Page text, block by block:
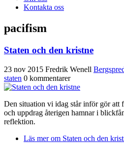
Kontakta oss
pacifism
Staten och den kristne
23 nov 2015 Fredrik Wenell
staten 0 kommentarer
Den situation vi idag står inför gör att
och uppdrag återigen hamnar i
reflektion.
Läs merom Staten och den